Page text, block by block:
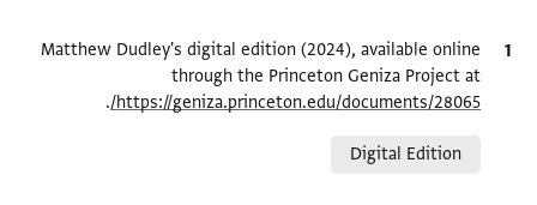
ציטוט
Matthew Dudley's digital edition (2024), available online
through the Princeton Geniza Project at
https://geniza.princeton.edu/documents/28065/
.
Digital Edition